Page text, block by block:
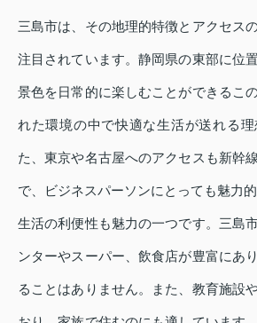
三島市は、その地理的特徴とアクセス
注目されています。静岡県の東部に位
景色を日常的に楽しむことができるこ
れた環境の中で快適な生活が送れる
た、東京や名古屋へのアクセスも新幹
で、ビジネスパーソンにとっても魅力的
生活の利便性も魅力の一つです。三島
ンターやスーパー、飲食店が豊富にあ
ることはありません。また、教育施設